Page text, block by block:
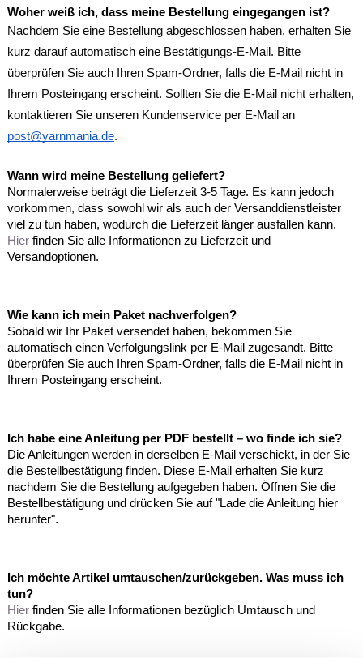
Woher weiß ich, dass meine Bestellung eingegangen ist?
Nachdem Sie eine Bestellung abgeschlossen haben, erhalten Sie
kurz darauf automatisch eine Bestätigungs-E-Mail. Bitte
überprüfen Sie auch Ihren Spam-Ordner, falls die E-Mail nicht in
Ihrem Posteingang erscheint. Sollten Sie die E-Mail nicht erhalten,
kontaktieren Sie unseren Kundenservice per E-Mail an
post@yarnmania.de.
Wann wird meine Bestellung geliefert?
Normalerweise beträgt die Lieferzeit 3-5 Tage. Es kann jedoch
vorkommen, dass sowohl wir als auch der Versanddienstleister
viel zu tun haben, wodurch die Lieferzeit länger ausfallen kann.
Hierfinden Sie alle Informationen zu Lieferzeit und
Versandoptionen.
Wie kann ich mein Paket nachverfolgen?
Sobald wir Ihr Paket versendet haben, bekommen Sie
automatisch einen Verfolgungslink per E-Mail zugesandt. Bitte
überprüfen Sie auch Ihren Spam-Ordner, falls die E-Mail nicht in
Ihrem Posteingang erscheint.
Ich habe eine Anleitung per PDF bestellt –wo finde ich sie?
Die Anleitungen werden in derselben E-Mail verschickt, in der Sie
die Bestellbestätigung finden. Diese E-Mail erhalten Sie kurz
nachdem Sie die Bestellung aufgegeben haben. Öffnen Sie die
Bestellbestätigung und drücken Sie auf "Lade die Anleitung hier
herunter".
Ich möchte Artikel umtauschen/zurückgeben. Was muss ich
tun?
Hierfinden Sie alle Informationen bezüglich Umtausch und
Rückgabe.